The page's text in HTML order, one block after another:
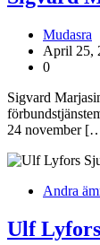
Mudasra
April 25,
0
Sigvard
24 november
Andra
Ulf